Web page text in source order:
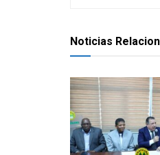
Noticias